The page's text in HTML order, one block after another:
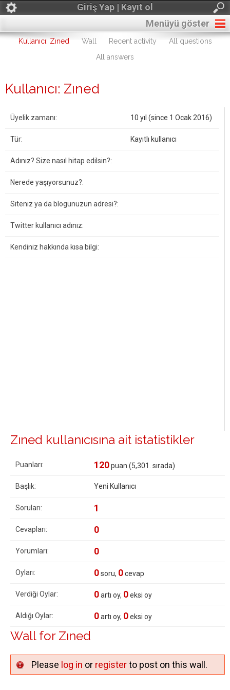
Giriş Yap | Kayıt ol
Menüyü göster
Kullanıcı: Zıned Wall Recent activity
All questions
All answers
Kullanıcı: Zıned
Üyelik zamanı: 10 yıl (since 1 Ocak 2016)
Tür: Kayıtlı kullanıcı
Adınız? Size nasıl hitap edilsin?:
Nerede yaşıyorsunuz?:
Siteniz ya da blogunuzun adresi?:
Twitter kullanıcı adınız:
Kendiniz hakkında kısa bilgi:
Zıned kullanıcısına ait istatistikler
Puanları: 120puan (5,301 . sırada)
Başlık: Yeni Kullanıcı
Soruları: 1
Cevapları: 0
Yorumları: 0
Oyları: 0soru, 0cevap
Verdiği Oylar: 0artı oy, 0eksi oy
Aldığı Oylar: 0artı oy, 0eksi oy
Wall for Zıned
Please log in or registerto post on this wall.